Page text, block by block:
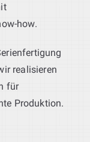
how.
realisieren
für
Produktion.